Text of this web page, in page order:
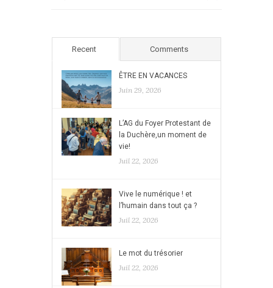
Recent Comments
ÊTRE EN VACANCES
Juin 29, 2026
L’AG du Foyer Protestant de
la Duchère,un moment de
vie!
Juil 22, 2026
Vive le numérique ! et
l’humain dans tout ça ?
Juil 22, 2026
Le mot du trésorier
Juil 22, 2026